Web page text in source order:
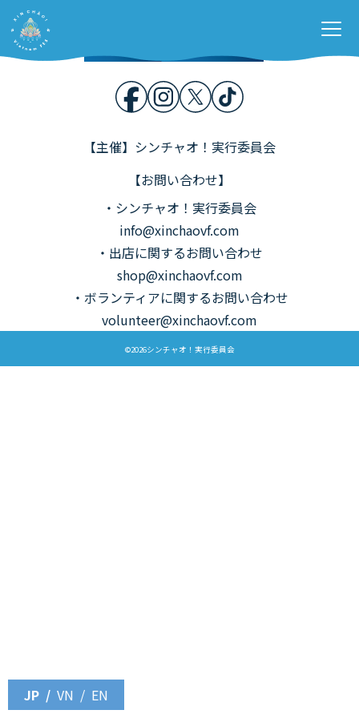
各種募集
お問い合わせ
【主催】シンチャオ！実行委員会
【お問い合わせ】
・シンチャオ！実行委員会
info@xinchaovf.com
・出店に関するお問い合わせ
shop@xinchaovf.com
・ボランティアに関するお問い合わせ
volunteer@xinchaovf.com
©2026シンチャオ！実行委員会